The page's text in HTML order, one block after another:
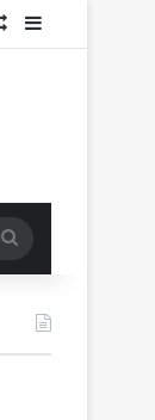
In
Random Article
Sidebar
for